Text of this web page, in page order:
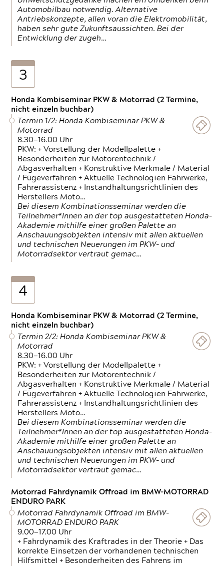
Automobilbau notwendig. Alternative
Antriebskonzepte, allen voran die Elektromobilität,
haben sehr gute Zukunftsaussichten. Bei der
Entwicklung der zugeh…
3
Honda Kombiseminar PKW & Motorrad (2 Termine,
nicht einzeln buchbar)
Termin 1/2: Honda Kombiseminar PKW &
Motorrad
8.30—16.00 Uhr
PKW: + Vorstellung der Modellpalette +
Besonderheiten zur Motorentechnik /
Abgasverhalten + Konstruktive Merkmale / Material
/ Fügeverfahren + Aktuelle Technologien Fahrwerke,
Fahrerassistenz + Instandhaltungsrichtlinien des
Herstellers Moto…
Bei diesem Kombinationsseminar werden die
Teilnehmer*Innen an der top ausgestatteten Honda-
Akademie mithilfe einer großen Palette an
Anschauungsobjekten intensiv mit allen aktuellen
und technischen Neuerungen im PKW- und
Motorradsektor vertraut gemac…
4
Honda Kombiseminar PKW & Motorrad (2 Termine,
nicht einzeln buchbar)
Termin 2/2: Honda Kombiseminar PKW &
Motorrad
8.30—16.00 Uhr
PKW: + Vorstellung der Modellpalette +
Besonderheiten zur Motorentechnik /
Abgasverhalten + Konstruktive Merkmale / Material
/ Fügeverfahren + Aktuelle Technologien Fahrwerke,
Fahrerassistenz + Instandhaltungsrichtlinien des
Herstellers Moto…
Bei diesem Kombinationsseminar werden die
Teilnehmer*Innen an der top ausgestatteten Honda-
Akademie mithilfe einer großen Palette an
Anschauungsobjekten intensiv mit allen aktuellen
und technischen Neuerungen im PKW- und
Motorradsektor vertraut gemac…
Motorrad Fahrdynamik Offroad im BMW-MOTORRAD
ENDURO PARK
Motorrad Fahrdynamik Offroad im BMW-
MOTORRAD ENDURO PARK
9.00—17.00 Uhr
+ Fahrdynamik des Kraftrades in der Theorie + Das
korrekte Einsetzen der vorhandenen technischen
Hilfsmittel + Besonderheiten des Fahrens im